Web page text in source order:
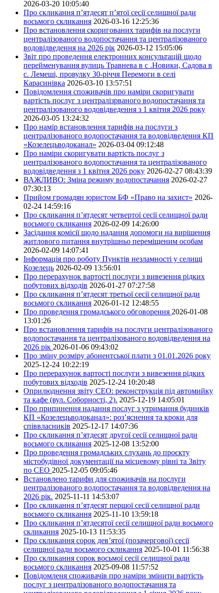
2026-03-20 10:05:40
Про скликання п’ятдесят п’ятої сесії селищної ради
восьмого скликання 2026-03-16 12:25:36
Про встановлення скоригованих тарифів на послуги
централізованого водопостачання та централізованого
водовідведення на 2026 рік 2026-03-12 15:05:06
Звіт про проведення електронних консультацій щодо
перейменування вулиць Травнева в с .Новики, Садова в
с. Лемеші, провулку 30-річчя Перемоги в селі
Карасинівка 2026-03-10 13:57:51
Повідомлення споживачів про наміри скоригувати
вартість послуг з централізрваного водопостачання та
централізованого водовідведення з 1 квітня 2026 року
2026-03-05 13:24:32
Про намір встановлення тарифів на послуги з
централізованого водопостачання та водовідведення КП
«Козелецьводоканал» 2026-03-04 09:12:48
Про наміри скоригувати вартість послуг з
централізованого водопостачання та централізованого
водовідведення з 1 квітня 2026 року 2026-02-27 08:43:39
ВАЖЛИВО: Зміна режиму водопостачання 2026-02-27
07:30:13
Прийом громадян юристом БФ «Право на захист» 2026-
02-24 14:59:16
Про скликання п’ятдесят четвертої сесії селищної ради
восьмого скликання 2026-02-09 14:26:00
Засідання комісії щодо надання допомоги на вирішення
житлового питання внутрішньо переміщеним особам
2026-02-09 14:07:41
Інформація про роботу Пунктів незламності у селищі
Козелець 2026-02-09 13:56:01
Про перерахунок вартості послуги з вивезення рідких
побутових відходів 2026-01-27 07:27:58
Про скликання п’ятдесят третьої сесії селищної ради
восьмого скликання 2026-01-12 12:48:55
Про проведення громадського обговорення 2026-01-08
13:01:26
Про встановлення тарифів на послуги централізованого
водопостачання та централізованого водовідведення на
2026 рік 2026-01-06 09:43:02
Про зміну розміру абонентської плати з 01.01.2026 року
2025-12-24 10:22:19
Про перерахунок вартості послуги з вивезення рідких
побутових відходів 2025-12-24 10:20:48
Оприлюднення звіту СЕО: реконструкція під автомийку
та кафе (вул. Соборності, 2). 2025-12-19 14:05:01
Про припинення надання послуг з утримання будинків
КП «Козелецьводоканал»: роз’яснення та кроки для
співвласників 2025-12-17 14:07:36
Про скликання п’ятдесят другої сесії селищної ради
восьмого скликання 2025-12-08 13:52:00
Про проведення громадських слухань до проєкту
містобудівної документації на місцевому рівні та Звіту
по СЕО 2025-12-05 09:05:46
Встановлено тарифи для споживачів на послуги
централізованого водопостачання та водовідведення на
2026 рік. 2025-11-11 14:53:07
Про скликання п’ятдесят першої сесії селищної ради
восьмого скликання 2025-11-10 13:59:18
Про скликання п’ятдесятої сесії селищної ради восьмого
скликання 2025-10-13 11:53:35
Про скликання сорок дев’ятої (позачергової) сесії
селищної ради восьмого скликання 2025-10-01 11:56:38
Про скликання сорок восьмої сесії селищної ради
восьмого скликання 2025-09-08 11:57:52
Повідомленя споживачів про наміри змінити вартість
послуг з централізованого водопостачання та